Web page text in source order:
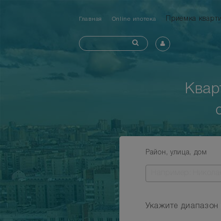
Главная Online ипотека Приемка
Район, улица, дом
Укажите диапазон